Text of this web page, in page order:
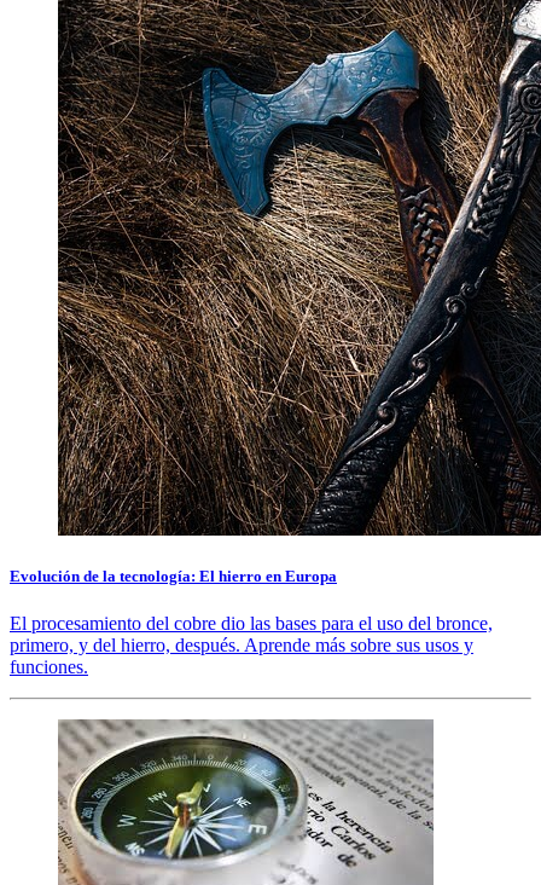
Evolución de la tecnología: El hierro en Europa
El procesamiento del cobre dio las bases para el uso del bronce,
primero, y del hierro, después. Aprende más sobre sus usos y
funciones.